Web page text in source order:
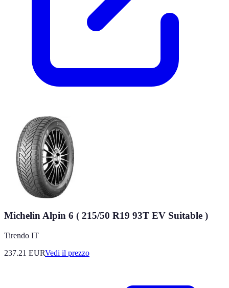
Michelin Alpin 6 ( 215/50 R19 93T EV Suitable )
Tirendo IT
237.21 EURVedi il prezzo